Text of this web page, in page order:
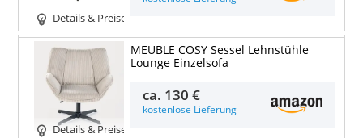
Details & Preise
Details & Preise
MEUBLE COSY Sessel Lehnstühle
Lounge Einzelsofa
ca. 130 €
kostenlose Lieferung